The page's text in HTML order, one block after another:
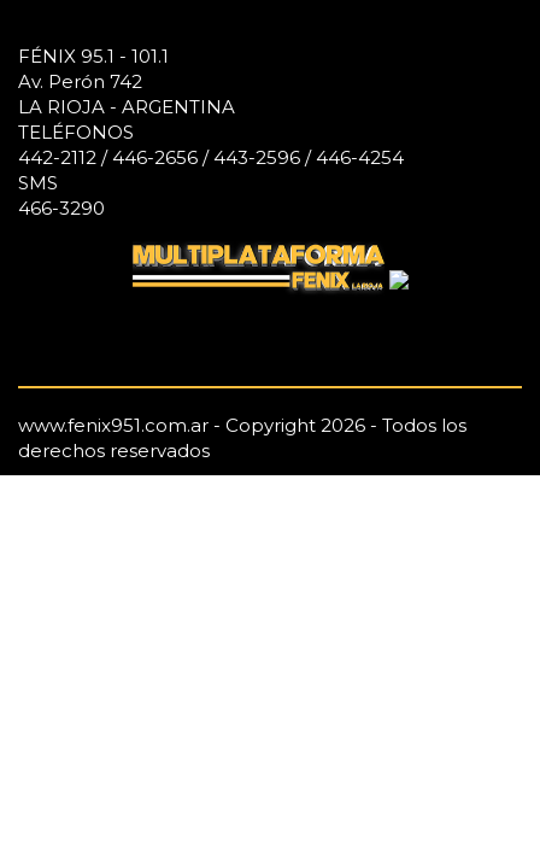
FÉNIX 95.1 - 101.1
Av. Perón 742
LA RIOJA - ARGENTINA
TELÉFONOS
442-2112 / 446-2656 / 443-2596 / 446-4254
SMS
466-3290
www.fenix951.com.ar - Copyright 2026 - Todos los
derechos reservados